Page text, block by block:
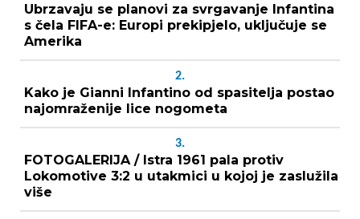
Ubrzavaju se planovi za svrgavanje Infantina
s čela FIFA-e: Europi prekipjelo, uključuje se
Amerika
2.
Kako je Gianni Infantino od spasitelja postao
najomraženije lice nogometa
3.
FOTOGALERIJA / Istra 1961 pala protiv
Lokomotive 3:2 u utakmici u kojoj je zaslužila
više